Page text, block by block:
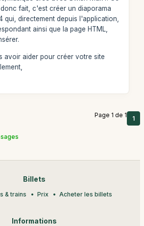
fait, c'est créer un diaporama
qui, directement depuis l'application,
ainsi que la page HTML,
avoir aider pour créer votre site
Page 1 de 1 1
Billets
& trains Prix Acheter les billets
Informations